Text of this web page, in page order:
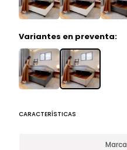
Variantes en preventa:
CARACTERÍSTICAS
Marca